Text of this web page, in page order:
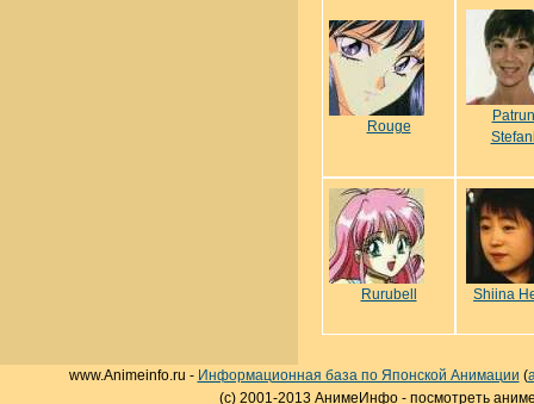
Rouge
Rurubell Shiina
www.Animeinfo.ru - Информационная база по Японской Анимации (
(c) 2001-2013 АнимеИнфо - посмотреть